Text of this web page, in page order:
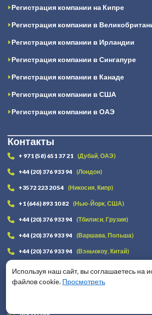
Регистрация компании на Кипре
Регистрация компании в
Регистрация компании в Ирландии
Регистрация компании в Сингапуре
Регистрация компании в Канаде
Регистрация компании в США
Регистрация компании в ОАЭ
Контакты
+ 971 (58) 651 37 21 (Дубай, ОАЭ)
+44 (20) 376 933 94 (Лондон)
+3572 223 20 54 (Никосия, Кипр)
+1 (646) 893 10 82 (Нью-Йорк, США)
+44 (20) 376 933 94 (Тбилиси, Грузия)
+44 (20) 376 933 94 (Варшава, Польша)
+44 (20) 376 933 94 (Вэньчжоу, Китай)
+38 (091) 481 88 15
info@lawstrust.com
Используя наш сайт, вы соглашаетесь на
файлов cookie. Просмотреть